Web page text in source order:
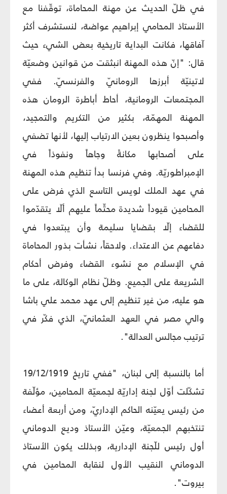
في ظلّ الحديث عن مهنة المحاماة، توقّفنا مع
الأستاذ المحامي إبراهيم عواضة، لنستشرف أكثر
آفاقها، فكانت البداية تاريخية بعض الشيء حيث
قال: "إنّ هذه المهنة انبثقت من قوانين وضعيّة
لاتينيّة أبرزها الرومانيّ والفرنسيّ. ففي
المجتمعات الرومانية، أحاط أباطرة الرومان هذه
المهنة المهمّة، بكثير من التكريم والتمجيد،
وأصبحوا ينظرون بعين الارتياب إليها، لأنها تضفي
على أصحابها مكانةً وجاهاً ونفوذاً في
الإمبراطوريّة. وفي فرنسا بدأ تنظيم هذه المهنة
في عهد الملك لويس التاسع الذي فرض على
المحامين قيوداً شديدة محتِّماً عليهم ألّا يتقدّموا
للقضاء إلّا بقضايا سليمة وأن يبتعدوا في
دفاعهم عن الاعتداء. ولاحقاً، نشأت بذور المحاماة
في الإسلام مع نشوء القضاء وفرض أحكام
الشريعة على الجميع. وظلّ نظام الوكالة، على ما
هو عليه، من غير تنظيم إلى عهد محمد علي باشا
والي مصر في العهد العثمانيّ، الذي فكّر في
ترتيب مجالس العدالة".
أما بالنسبة إلى لبنان، "ففي تاريخ 19/12/1919
تشكّلت أوّل لجنة إداريّة لجمعيّة المحامين، مؤلّفة
من رئيس يعيّنه الحاكم الإداريّ، ومن أربعة أعضاء
تنتخبهم الجمعيّة، وعيّن الأستاذ وديع الدوماني
أول رئيس للّجنة الإدارية، وبذلك يكون الأستاذ
الدوماني النقيب الأول لنقابة المحامين في
بيروت".